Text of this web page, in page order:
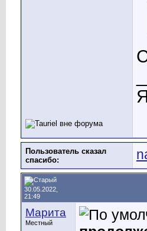
Пользователь сказал
cпасибо:
30.05.2022,
21:49
Марита
Местный